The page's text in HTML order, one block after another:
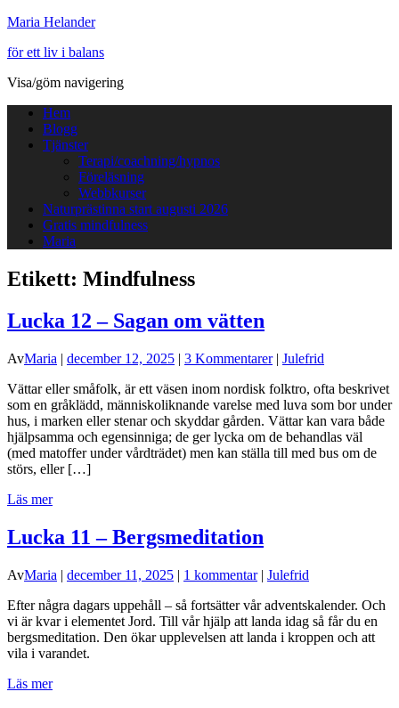
Maria Helander
för ett liv i balans
Visa/göm navigering
Hem
Blogg
Tjänster
Terapi/coachning/hypnos
Föreläsning
Webbkurser
Naturprästinna start augusti 2026
Gratis mindfulness
Maria
Etikett: Mindfulness
Lucka 12 – Sagan om vätten
AvMaria | december 12, 2025 | 3 Kommentarer| Julefrid
Vättar eller småfolk, är ett väsen inom nordisk folktro, ofta beskrivet
som en gråklädd, människoliknande varelse med luva som bor under
hus, i marken eller stenar och skyddar gården. Vättar kan vara både
hjälpsamma och egensinniga; de ger lycka om de behandlas väl
(med matoffer under vårdträdet) men kan ställa till med bus om de
störs, eller […]
Läs mer
Lucka 11 – Bergsmeditation
AvMaria | december 11, 2025 | 1 kommentar| Julefrid
Efter några dagars uppehåll – så fortsätter vår adventskalender. Och
vi är kvar i elementet Jord. Till vår hjälp att landa idag så får du en
bergsmeditation. Den ökar upplevelsen att landa i kroppen och att
vila i varandet.
Läs mer